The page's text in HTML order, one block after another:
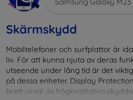
Skärmskydd
Mobiltelefoner och surfplattor är
liv. För att kunna njuta av deras
utseende under lång tid är det
på dessa enheter. Display
brett urval av högkvalitativa